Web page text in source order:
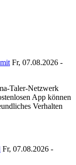
Fr, 07.08.2026 -
Taler-Netzwerk
App können
Verhalten
Fr, 07.08.2026 -